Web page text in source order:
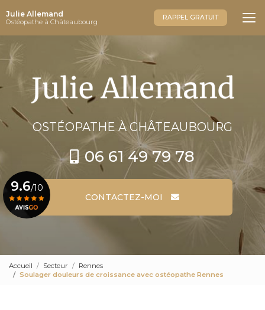
au
contenu
principal
Julie Allemand
Ostéopathe à Châteaubourg RAPPEL GRATUIT
OSTÉOPATHEÀ CHÂTEAUBOURG
06 61 49 79 78
CONTACTEZ-MOI
9.6/10
Accueil Secteur
Rennes
Soulager douleurs de croissance avec ostéopathe Rennes